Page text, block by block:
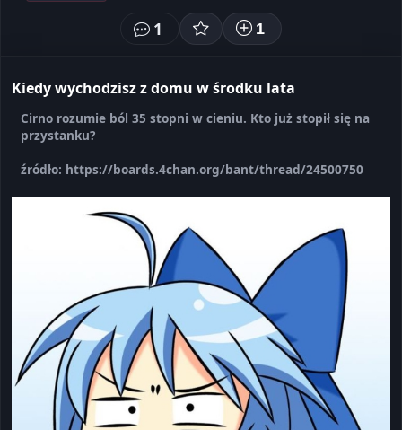
1 1
Kiedy wychodzisz z domu w środku lata
Cirno rozumie ból 35 stopni w cieniu. Kto już stopił się na
przystanku?
źródło: https://boards.4chan.org/bant/thread/24500750